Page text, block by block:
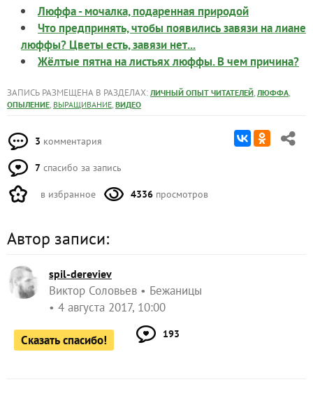
Люффа - мочалка, подаренная природой
Что предпринять, чтобы появились завязи на лиане
люффы? Цветы есть, завязи нет...
Жёлтые пятна на листьях люффы. В чем причина?
ЗАПИСЬ РАЗМЕЩЕНА В РАЗДЕЛАХ: ЛИЧНЫЙ ОПЫТ ЧИТАТЕЛЕЙ, ЛЮФФА,
ОПЫЛЕНИЕ, ВЫРАЩИВАНИЕ, ВИДЕО
3 комментария
7 спасибо за запись
в избранное 4336 просмотров
Автор записи:
spil-dereviev
Виктор Соловьев
Бежаницы
4 августа 2017, 10:00
Сказать спасибо! 193